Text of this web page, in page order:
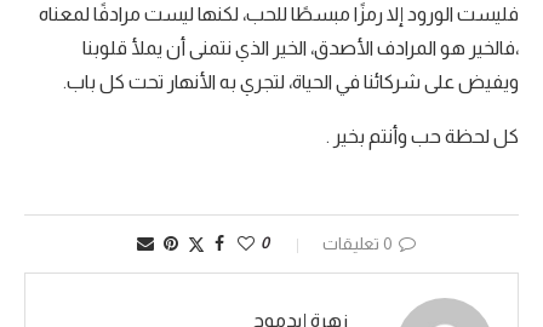
فليست الورود إلا رمزًا مبسطًا للحب، لكنها ليست مرادفًا لمعناه
،فالخير هو المرادف الأصدق، الخير الذي نتمنى أن يملأ قلوبنا
ويفيض على شركائنا في الحياة، لتجري به الأنهار تحت كل باب.
كل لحظة حب وأنتم بخير .
0 تعليقات 0
زهرة إيدموح